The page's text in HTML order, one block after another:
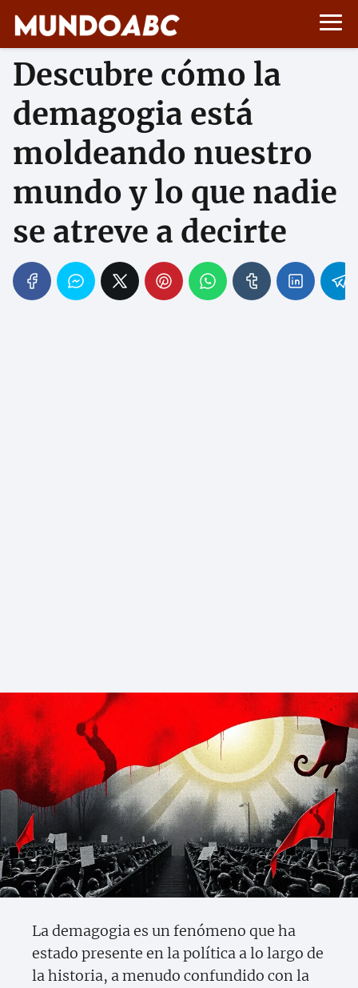
Descubre cómo la
demagogia está
moldeando nuestro
mundo y lo que nadie
se atreve a decirte
La demagogia es un fenómeno que ha
estado presente en la política a lo largo de
la historia, a menudo confundido con la